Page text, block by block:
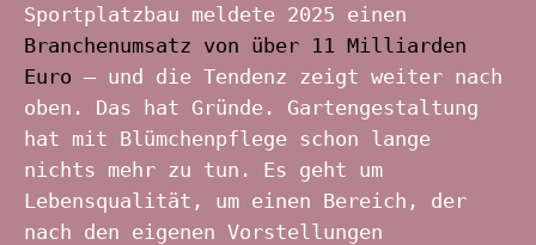
Sportplatzbau meldete 2025 einen
Branchenumsatz von über 11 Milliarden
Euro – und die Tendenz zeigt weiter nach
oben. Das hat Gründe. Gartengestaltung
hat mit Blümchenpflege schon lange
nichts mehr zu tun. Es geht um
Lebensqualität, um einen Bereich, der
nach den eigenen Vorstellungen